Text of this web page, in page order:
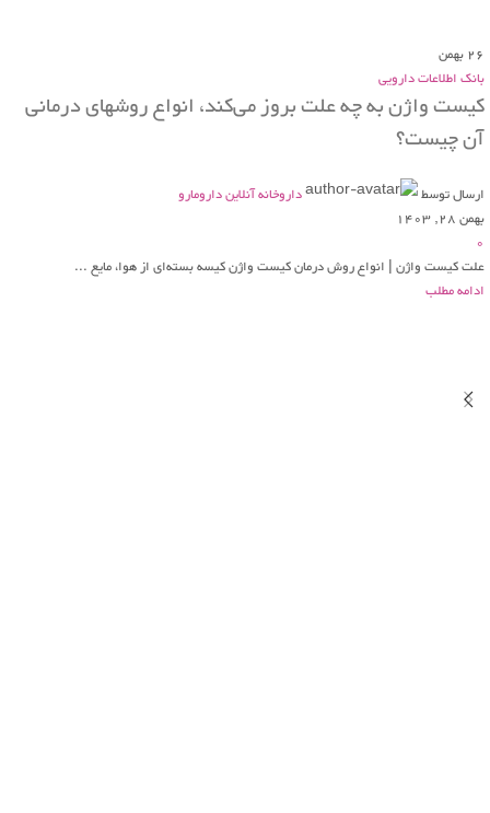
26بهمن
بانک اطلاعات دارویی
کیست واژن به چه علت بروز می‌کند، انواع روشهای درمانی
آن چیست؟
ارسال توسط
داروخانه آنلاین دارومارو
بهمن 28, 1403
0
علت کیست واژن | انواع روش درمان کیست واژن کیسه بسته‌ای از هوا، مایع ...
ادامه مطلب